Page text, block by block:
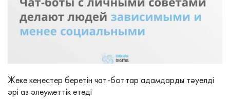
Жеке кеңестер беретін чат‑боттар адамдарды тәуелді
әрі аз әлеуметтік етеді